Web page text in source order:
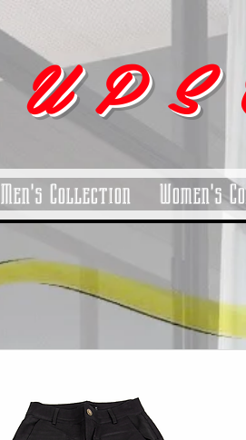
U P
Men's Collection Women's